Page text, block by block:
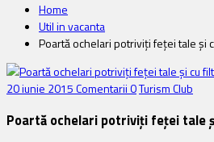
Home
Util in vacanta
Poartă ochelari potriviți feței tale și
20 iunie 2015Comentarii 0Turism Club
Poartă ochelari potriviți feței